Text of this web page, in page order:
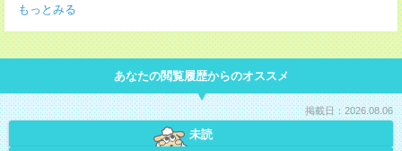
もっとみる
あなたの閲覧履歴からのオススメ
掲載日：2026.08.06
未読